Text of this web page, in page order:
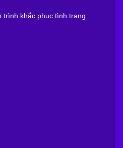
trình khắc phục tình trạng